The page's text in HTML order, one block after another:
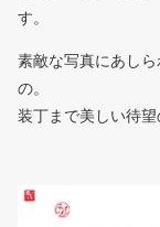
す。
素敵な写真にあし
の。
装丁まで美しい待望